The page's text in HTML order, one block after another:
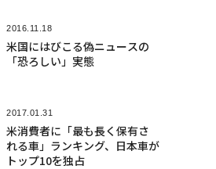
2016.11.18
米国にはびこる偽ニュースの
「恐ろしい」実態
2017.01.31
米消費者に「最も長く保有さ
れる車」ランキング、日本車が
トップ10を独占